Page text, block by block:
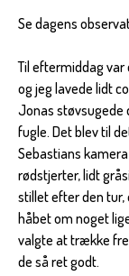
Se dagens
Til eftermiddag var
og jeg lavede lidt
Jonas
fugle. Det blev til
Sebastians
rødstjerter, lidt
stillet efter den
håbet om noget
valgte at trække
de så ret godt.